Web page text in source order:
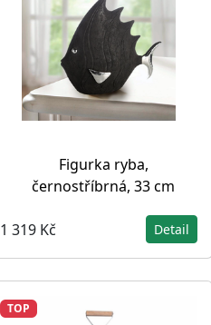
Figurka ryba,
černostříbrná, 33 cm
1 319 Kč Detail
TOP